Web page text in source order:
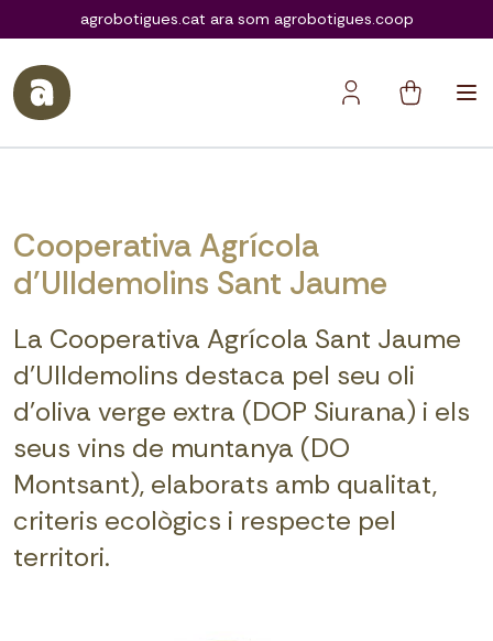
agrobotigues.coop
agrobotigues.cat ara som agrobotigues.coop
Cooperativa Agrícola
d'Ulldemolins Sant Jaume
La Cooperativa Agrícola Sant Jaume
d’Ulldemolins destaca pel seu oli
d’oliva verge extra (DOP Siurana) i els
seus vins de muntanya (DO
Montsant), elaborats amb qualitat,
criteris ecològics i respecte pel
territori.